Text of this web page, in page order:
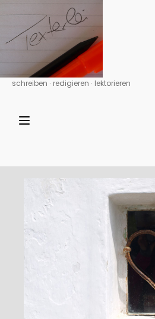
schreiben ∙ redigieren ∙ lektorieren